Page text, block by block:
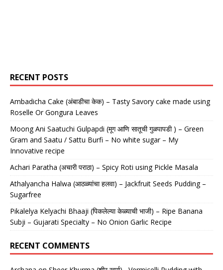
RECENT POSTS
Ambadicha Cake (अंबाडीचा केक) – Tasty Savory cake made using
Roselle Or Gongura Leaves
Moong Ani Saatuchi Gulpapdi (मूग आणि सातूची गुळपापडी ) – Green
Gram and Saatu / Sattu Burfi – No white sugar – My
Innovative recipe
Achari Paratha (अचारी पराठा) – Spicy Roti using Pickle Masala
Athalyancha Halwa (आठळ्यांचा हलवा) – Jackfruit Seeds Pudding –
Sugarfree
Pikalelya Kelyachi Bhaaji (पिकलेल्या केळ्याची भाजी) – Ripe Banana
Subji – Gujarati Specialty – No Onion Garlic Recipe
RECENT COMMENTS